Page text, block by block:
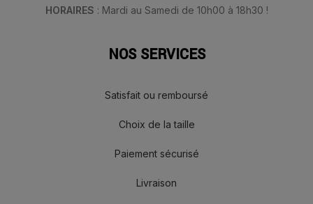
HORAIRES : Mardi au Samedi de 10h00 à 18h30 !
NOS SERVICES
Satisfait ou remboursé
Choix de la taille
Paiement sécurisé
Livraison